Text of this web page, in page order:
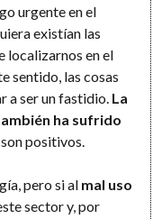
urgente en el
existían las
localizarnos en el
sentido, las cosas
a ser un fastidio. La
ha sufrido
positivos.
pero si al mal uso
sector y, por